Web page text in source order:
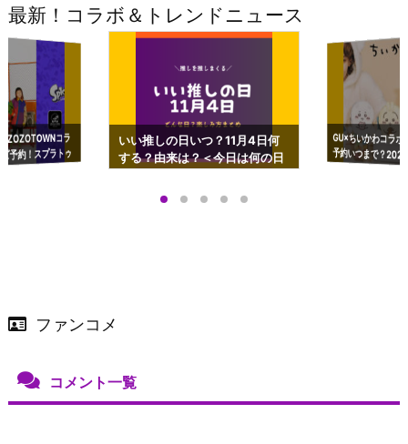
最新！コラボ＆トレンドニュース
コラ
予約！スプラトゥ
ップも渋谷Hz
いい推しの日いつ？11月4日何
する？由来は？＜今日は何の日
GU×ちいかわコラ
予約いつまで？
ーチやショルダー
ファンコメ
コメント一覧